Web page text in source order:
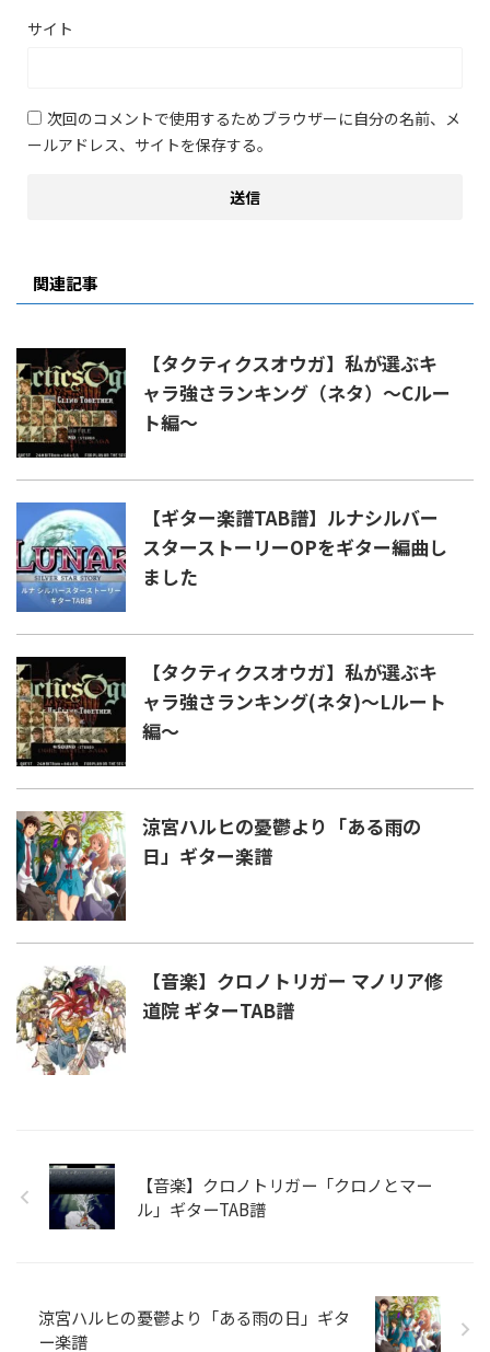
サイト
次回のコメントで使用するためブラウザーに自分の名前、メ
ールアドレス、サイトを保存する。
関連記事
【タクティクスオウガ】私が選ぶキ
ャラ強さランキング（ネタ）〜Cルー
ト編〜
【ギター楽譜TAB譜】ルナシルバー
スターストーリーOPをギター編曲し
ました
【タクティクスオウガ】私が選ぶキ
ャラ強さランキング(ネタ)〜Lルート
編〜
涼宮ハルヒの憂鬱より「ある雨の
日」ギター楽譜
【音楽】クロノトリガー マノリア修
道院 ギターTAB譜
【音楽】クロノトリガー「クロノとマー
ル」ギターTAB譜
涼宮ハルヒの憂鬱より「ある雨の日」ギタ
ー楽譜